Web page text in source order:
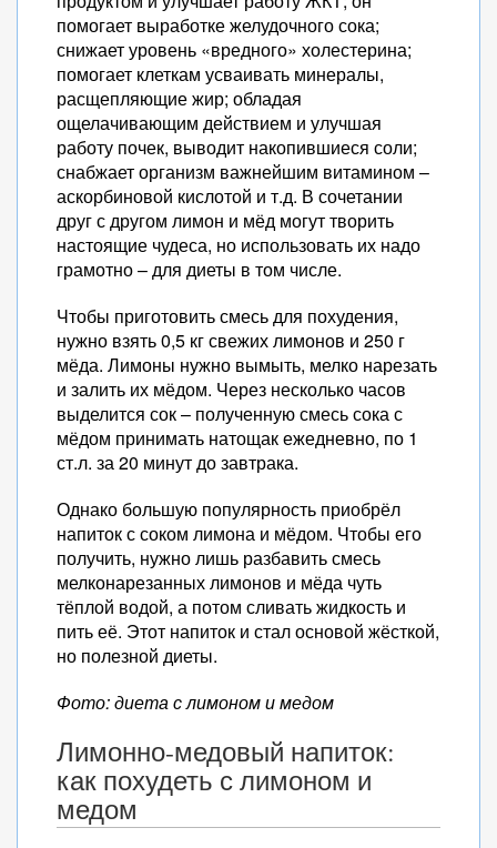
помогает выработке желудочного сока;
снижает уровень «вредного» холестерина;
помогает клеткам усваивать минералы,
расщепляющие жир; обладая
ощелачивающим действием и улучшая
работу почек, выводит накопившиеся соли;
снабжает организм важнейшим витамином –
аскорбиновой кислотой и т.д. В сочетании
друг с другом лимон и мёд могут творить
настоящие чудеса, но использовать их надо
грамотно – для диеты в том числе.
Чтобы приготовить смесь для похудения,
нужно взять 0,5 кг свежих лимонов и 250 г
мёда. Лимоны нужно вымыть, мелко нарезать
и залить их мёдом. Через несколько часов
выделится сок – полученную смесь сока с
мёдом принимать натощак ежедневно, по 1
ст.л. за 20 минут до завтрака.
Однако большую популярность приобрёл
напиток с соком лимона и мёдом. Чтобы его
получить, нужно лишь разбавить смесь
мелконарезанных лимонов и мёда чуть
тёплой водой, а потом сливать жидкость и
пить её. Этот напиток и стал основой жёсткой,
но полезной диеты.
Фото: диета с лимоном и медом
Лимонно-медовый напиток:
как похудеть с лимоном и
медом